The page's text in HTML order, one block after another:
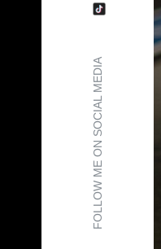
FOLLOW ME ON SOCIAL MEDIA